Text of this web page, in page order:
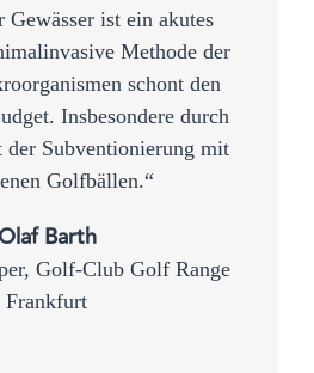
Gewässer ist ein akutes
Methode der
schont den
Insbesondere durch
Subventionierung mit
Golfbällen.“
Barth
Golf-Club Golf Range
Frankfurt